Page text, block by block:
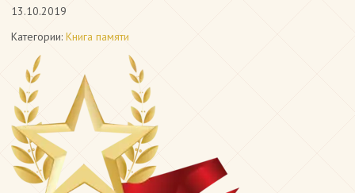
13.10.2019
Категории: Книга памяти